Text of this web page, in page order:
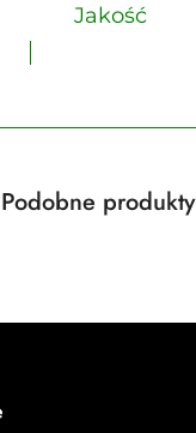
Jakość
produktów
Produkty
Podobne produkty